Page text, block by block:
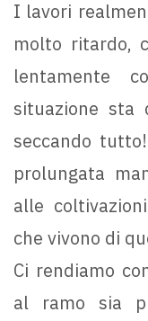
I lavori
molto ritardo,
lentamente
situazione sta
seccando
prolungata
alle
che vivono di
Ci rendiamo
al ramo sia